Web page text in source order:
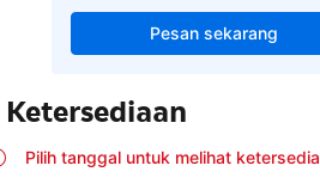
Pesan sekarang
Ketersediaan
Pilih tanggal untuk melihat